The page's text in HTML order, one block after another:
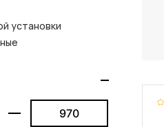
установки